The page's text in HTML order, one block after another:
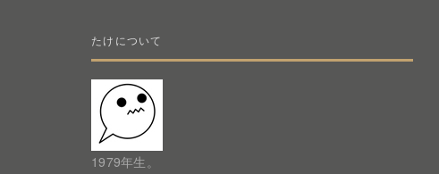
たけについて
1979年生。